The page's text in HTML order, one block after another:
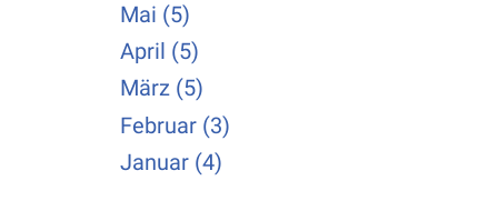
Mai (5)
April (5)
März (5)
Februar (3)
Januar (4)